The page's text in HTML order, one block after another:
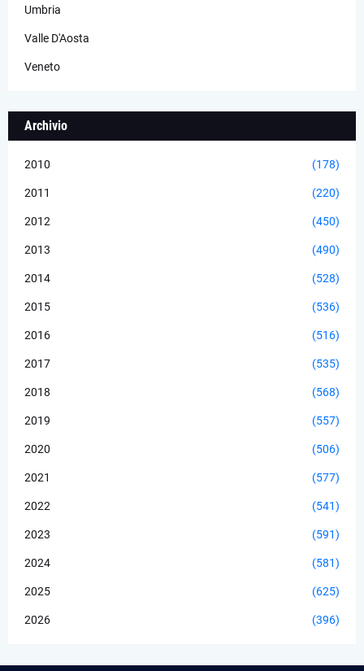
Umbria
Valle D'Aosta
Veneto
Archivio
2010 (178)
2011 (220)
2012 (450)
2013 (490)
2014 (528)
2015 (536)
2016 (516)
2017 (535)
2018 (568)
2019 (557)
2020 (506)
2021 (577)
2022 (541)
2023 (591)
2024 (581)
2025 (625)
2026 (396)